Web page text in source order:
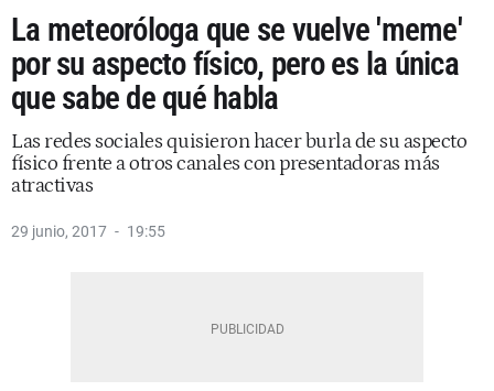
La meteoróloga que se vuelve 'meme'
por su aspecto físico, pero es la única
que sabe de qué habla
Las redes sociales quisieron hacer burla de su aspecto
físico frente a otros canales con presentadoras más
atractivas
29 junio, 2017 19:55